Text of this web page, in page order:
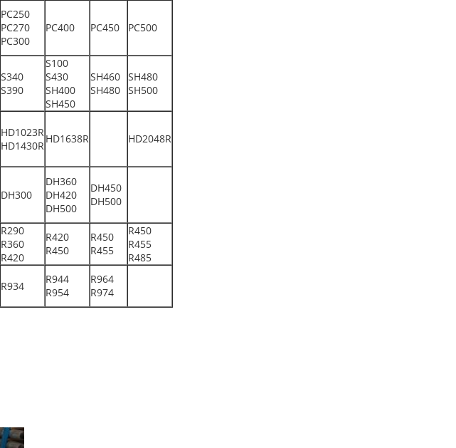
PC250
PC270
PC300
PC400 PC450 PC500
S340
S390
S100
S430
SH400
SH450
SH460
SH480
SH480
SH500
HD1023R
HD1430R
HD1638R HD2048R
DH300
DH360
DH420
DH500
DH450
DH500
R290
R360
R420
R420
R450
R450
R455
R450
R455
R485
R934
R944
R954
R964
R974